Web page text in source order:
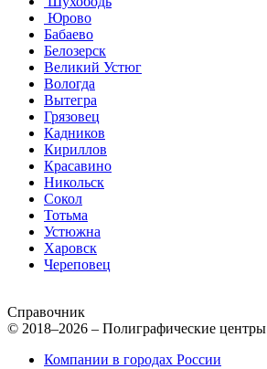
Юрово
Бабаево
Белозерск
Великий Устюг
Вологда
Вытегра
Грязовец
Кадников
Кириллов
Красавино
Никольск
Сокол
Тотьма
Устюжна
Харовск
Череповец
Справочник
© 2018–2026 – Полиграфические центры
Компании в городах России